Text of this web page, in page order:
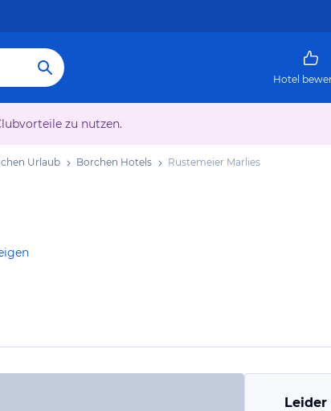
Hotel
zu nutzen.
Urlaub Borchen Hotels Rustemeier Marlies